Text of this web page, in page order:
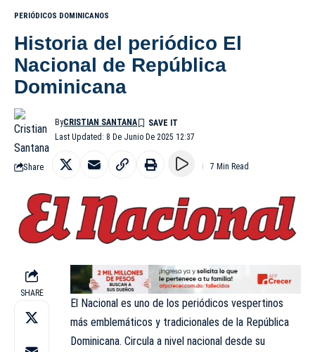
PERIÓDICOS DOMINICANOS
Historia del periódico El
Nacional de República
Dominicana
Last Updated: 8 De Junio De 2025 12:37
ByCRISTIAN SANTANA
Share 7 Min Read
SHARE
El Nacional es uno de los periódicos vespertinos
más emblemáticos y tradicionales de la República
Dominicana. Circula a nivel nacional desde su